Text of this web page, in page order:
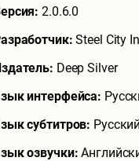
2.0.6.0
Steel City
Deep Silver
интерфейса:
субтитров:
озвучки: